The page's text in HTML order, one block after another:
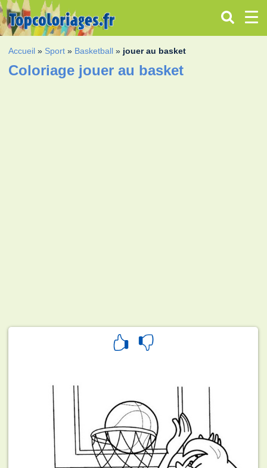
Accueil » Sport » Basketball » jouer au basket
Coloriage jouer au basket